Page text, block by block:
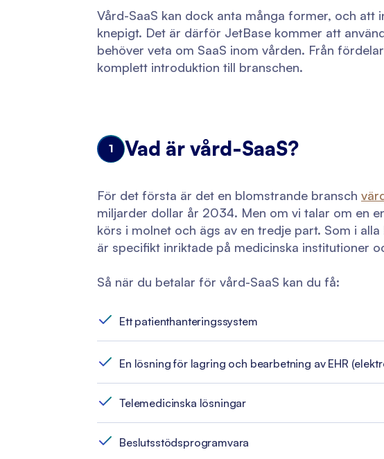
Vård-SaaS kan dock anta många former, och
knepigt. Det är därför JetBase kommer att
behöver veta om SaaS inom vården. Från
komplett introduktion till branschen.
1 Vad är vård-SaaS?
För det första är det en blomstrande bransch
miljarder dollar år 2034. Men om vi talar om en
körs i molnet och ägs av en tredje part. Som i
är specifikt inriktade på medicinska institutioner
Så när du betalar för vård-SaaS kan du få:
Ett patienthanteringssystem
En lösning för lagring och bearbetning av EHR
Telemedicinska lösningar
Beslutsstödsprogramvara